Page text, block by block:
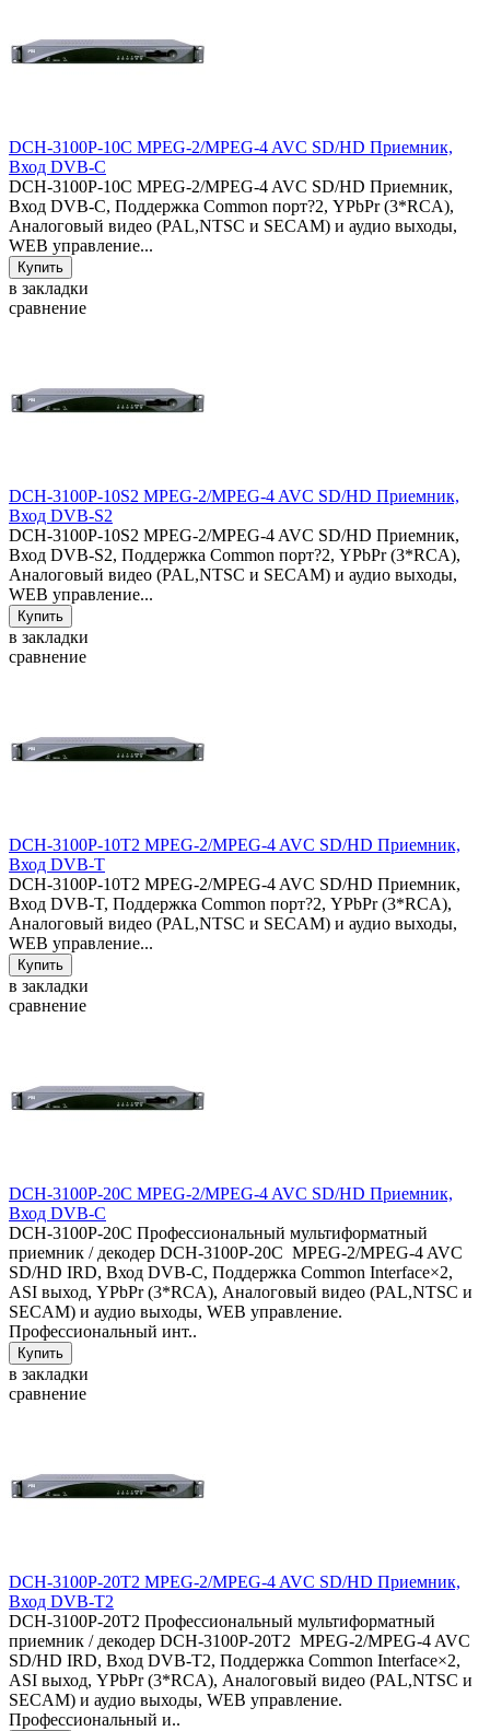
DCH-3100P-10C MPEG-2/MPEG-4 AVC SD/HD Приемник,
Вход DVB-C
DCH-3100P-10C MPEG-2/MPEG-4 AVC SD/HD Приемник,
Вход DVB-C, Поддержка Common порт?2, YPbPr (3*RCA),
Аналоговый видео (PAL,NTSC и SECAM) и аудио выходы,
WEB управление...
в закладки
сравнение
DCH-3100P-10S2 MPEG-2/MPEG-4 AVC SD/HD Приемник,
Вход DVB-S2
DCH-3100P-10S2 MPEG-2/MPEG-4 AVC SD/HD Приемник,
Вход DVB-S2, Поддержка Common порт?2, YPbPr (3*RCA),
Аналоговый видео (PAL,NTSC и SECAM) и аудио выходы,
WEB управление...
в закладки
сравнение
DCH-3100P-10T2 MPEG-2/MPEG-4 AVC SD/HD Приемник,
Вход DVB-T
DCH-3100P-10T2 MPEG-2/MPEG-4 AVC SD/HD Приемник,
Вход DVB-T, Поддержка Common порт?2, YPbPr (3*RCA),
Аналоговый видео (PAL,NTSC и SECAM) и аудио выходы,
WEB управление...
в закладки
сравнение
DCH-3100P-20C MPEG-2/MPEG-4 AVC SD/HD Приемник,
Вход DVB-C
DCH-3100P-20C Профессиональный мультиформатный
приемник / декодер DCH-3100P-20C MPEG-2/MPEG-4 AVC
SD/HD IRD, Вход DVB-C, Поддержка Common Interface×2,
ASI выход, YPbPr (3*RCA), Аналоговый видео (PAL,NTSC и
SECAM) и аудио выходы, WEB управление.
Профессиональный инт..
в закладки
сравнение
DCH-3100P-20T2 MPEG-2/MPEG-4 AVC SD/HD Приемник,
Вход DVB-T2
DCH-3100P-20T2 Профессиональный мультиформатный
приемник / декодер DCH-3100P-20T2 MPEG-2/MPEG-4 AVC
SD/HD IRD, Вход DVB-T2, Поддержка Common Interface×2,
ASI выход, YPbPr (3*RCA), Аналоговый видео (PAL,NTSC и
SECAM) и аудио выходы, WEB управление.
Профессиональный и..